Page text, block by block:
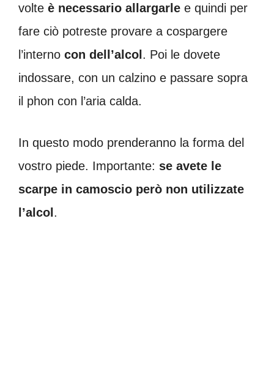
volte è necessario allargarle e quindi per
fare ciò potreste provare a cospargere
l’interno con dell’alcol. Poi le dovete
indossare, con un calzino e passare sopra
il phon con l’aria calda.
In questo modo prenderanno la forma del
vostro piede. Importante: se avete le
scarpe in camoscio però non utilizzate
l’alcol.